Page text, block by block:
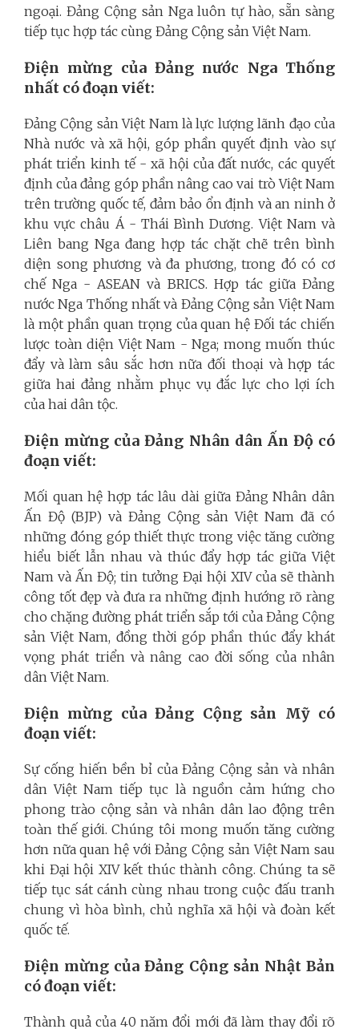
ngoại. Đảng Cộng sản Nga luôn tự hào, sẵn sàng
tiếp tục hợp tác cùng Đảng Cộng sản Việt Nam.
Điện mừng của Đảng nước Nga Thống
nhất có đoạn viết:
Đảng Cộng sản Việt Nam là lực lượng lãnh đạo của
Nhà nước và xã hội, góp phần quyết định vào sự
phát triển kinh tế - xã hội của đất nước, các quyết
định của đảng góp phần nâng cao vai trò Việt Nam
trên trường quốc tế, đảm bảo ổn định và an ninh ở
khu vực châu Á - Thái Bình Dương. Việt Nam và
Liên bang Nga đang hợp tác chặt chẽ trên bình
diện song phương và đa phương, trong đó có cơ
chế Nga - ASEAN và BRICS. Hợp tác giữa Đảng
nước Nga Thống nhất và Đảng Cộng sản Việt Nam
là một phần quan trọng của quan hệ Đối tác chiến
lược toàn diện Việt Nam - Nga; mong muốn thúc
đẩy và làm sâu sắc hơn nữa đối thoại và hợp tác
giữa hai đảng nhằm phục vụ đắc lực cho lợi ích
của hai dân tộc.
Điện mừng của Đảng Nhân dân Ấn Độ có
đoạn viết:
Mối quan hệ hợp tác lâu dài giữa Đảng Nhân dân
Ấn Độ (BJP) và Đảng Cộng sản Việt Nam đã có
những đóng góp thiết thực trong việc tăng cường
hiểu biết lẫn nhau và thúc đẩy hợp tác giữa Việt
Nam và Ấn Độ; tin tưởng Đại hội XIV của sẽ thành
công tốt đẹp và đưa ra những định hướng rõ ràng
cho chặng đường phát triển sắp tới của Đảng Cộng
sản Việt Nam, đồng thời góp phần thúc đẩy khát
vọng phát triển và nâng cao đời sống của nhân
dân Việt Nam.
Điện mừng của Đảng Cộng sản Mỹ có
đoạn viết:
Sự cống hiến bền bỉ của Đảng Cộng sản và nhân
dân Việt Nam tiếp tục là nguồn cảm hứng cho
phong trào cộng sản và nhân dân lao động trên
toàn thế giới. Chúng tôi mong muốn tăng cường
hơn nữa quan hệ với Đảng Cộng sản Việt Nam sau
khi Đại hội XIV kết thúc thành công. Chúng ta sẽ
tiếp tục sát cánh cùng nhau trong cuộc đấu tranh
chung vì hòa bình, chủ nghĩa xã hội và đoàn kết
quốc tế.
Điện mừng của Đảng Cộng sản Nhật Bản
có đoạn viết:
Thành quả của 40 năm đổi mới đã làm thay đổi rõ